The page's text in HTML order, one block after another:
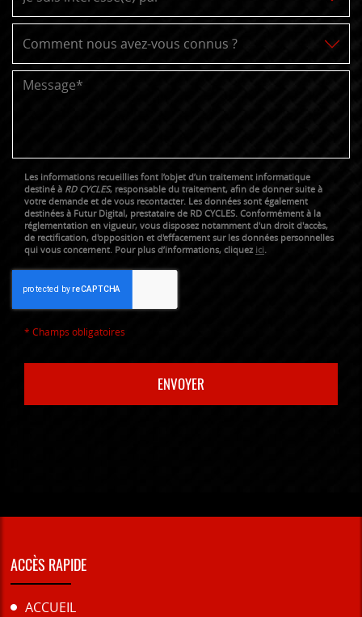
Les informations recueillies font l’objet d’un traitement informatique
destiné à RD CYCLES, responsable du traitement, afin de donner suite à
votre demande et de vous recontacter. Les données sont également
destinées à Futur Digital, prestataire de RD CYCLES. Conformément à la
réglementation en vigueur, vous disposez notamment d'un droit d'accès,
de rectification, d'opposition et d'effacement sur les données personnelles
qui vous concernent. Pour plus d’informations, cliquez ici.
* Champs obligatoires
ACCÈS RAPIDE
ACCUEIL